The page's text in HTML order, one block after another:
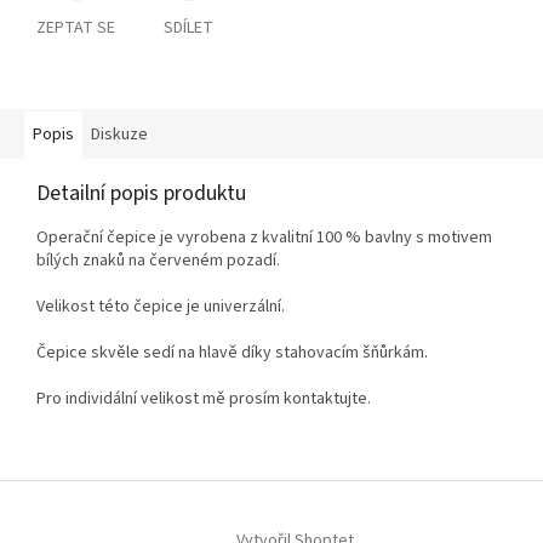
ZEPTAT SE SDÍLET
Popis Diskuze
Detailní popis produktu
Operační čepice je vyrobena z kvalitní 100 % bavlny s motivem
bílých znaků na červeném pozadí.
Velikost této čepice je univerzální.
Čepice skvěle sedí na hlavě díky stahovacím šňůrkám.
Pro individální velikost mě prosím kontaktujte.
Z